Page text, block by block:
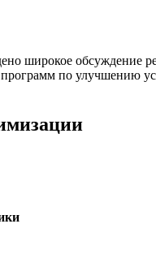
широкое обсуждение
по улучшению